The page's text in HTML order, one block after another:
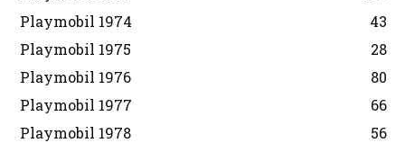
Playmobil 1974
43
Playmobil 1975
28
Playmobil 1976
80
Playmobil 1977
66
Playmobil 1978
56